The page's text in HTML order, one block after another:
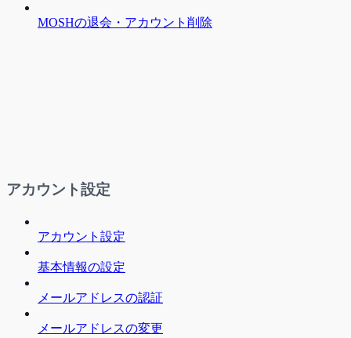
MOSHの退会・アカウント削除
アカウント設定
アカウント設定
基本情報の設定
メールアドレスの認証
メールアドレスの変更